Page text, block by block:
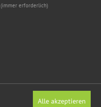
(immer erforderlich)
Alle akzeptieren